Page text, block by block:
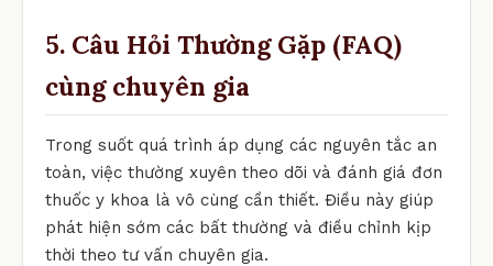
5. Câu Hỏi Thường Gặp (FAQ)
cùng chuyên gia
Trong suốt quá trình áp dụng các nguyên tắc an
toàn, việc thường xuyên theo dõi và đánh giá đơn
thuốc y khoa là vô cùng cần thiết. Điều này giúp
phát hiện sớm các bất thường và điều chỉnh kịp
thời theo tư vấn chuyên gia.